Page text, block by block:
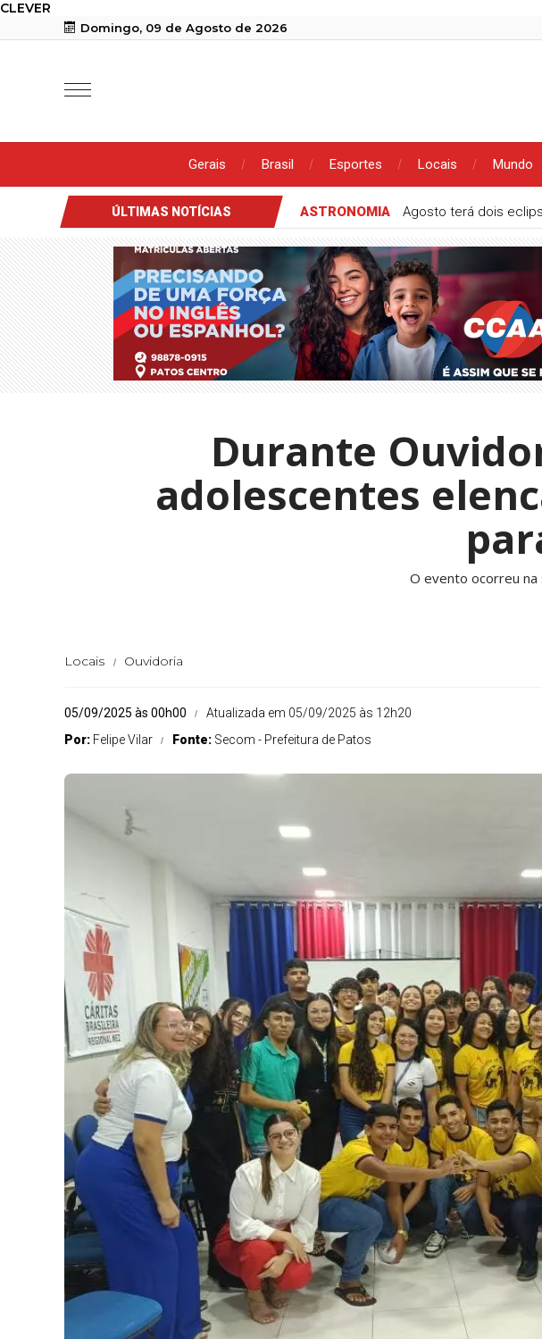
CLEVER
Domingo, 09 de Agosto de 2026
Gerais Brasil Esportes Locais Mundo
ÚLTIMAS NOTÍCIAS Moto recuperada PM recupera moto
Durante
adolescentes
O evento ocorreu na
Locais Ouvidoria
05/09/2025 às 00h00
Atualizada em 05/09/2025 às 12h20
Por: Felipe Vilar Fonte: Secom - Prefeitura de Patos